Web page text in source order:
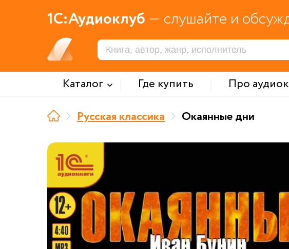
1С:Аудиоклуб — слушайте и
Каталог Где купить Про
Русская классика
Окаянные дни